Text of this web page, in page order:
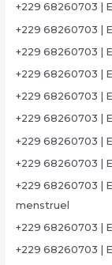
+229 68260703 |
+229 68260703 |
+229 68260703 |
+229 68260703 |
+229 68260703 |
+229 68260703 |
+229 68260703 |
+229 68260703 |
+229 68260703 |
menstruel
+229 68260703 |
+229 68260703 |